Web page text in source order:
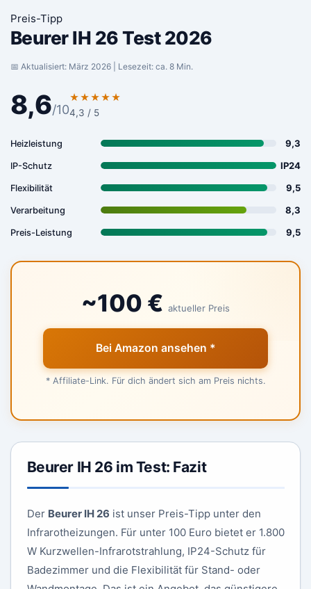
Preis-Tipp
Beurer IH 26 Test 2026
📅 Aktualisiert: März 2026 | Lesezeit: ca. 8 Min.
8,6/10
★★★★★
4,3 / 5
Heizleistung 9,3
IP-Schutz IP24
Flexibilität 9,5
Verarbeitung 8,3
Preis-Leistung 9,5
~100 € aktueller Preis
Bei Amazon ansehen *
* Affiliate-Link. Für dich ändert sich am Preis nichts.
Beurer IH 26 im Test: Fazit
Der Beurer IH 26 ist unser Preis-Tipp unter den
Infrarotheizungen. Für unter 100 Euro bietet er 1.800
W Kurzwellen-Infrarotstrahlung, IP24-Schutz für
Badezimmer und die Flexibilität für Stand- oder